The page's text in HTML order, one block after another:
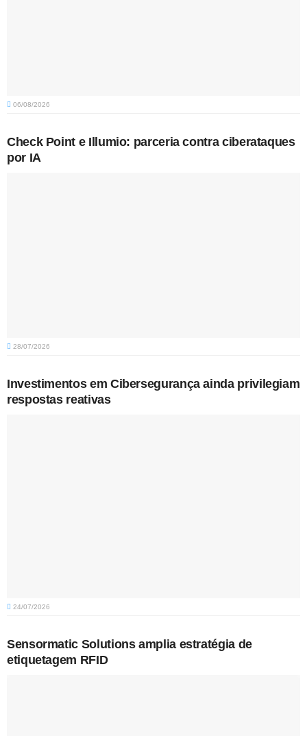
06/08/2026
Check Point e Illumio: parceria contra ciberataques
por IA
28/07/2026
Investimentos em Cibersegurança ainda privilegiam
respostas reativas
24/07/2026
Sensormatic Solutions amplia estratégia de
etiquetagem RFID